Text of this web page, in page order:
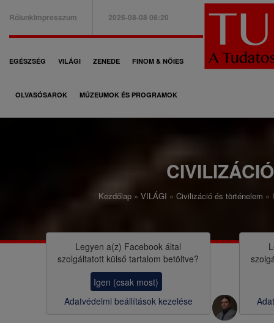
B
a
e
n
RólunkImpresszum 2026-08-08 08:20
F
ő
i
EGÉSZSÉG VILÁGI ZENEDE FINOM & NŐIES
OLVASÓSAROK MÚZEUMOK ÉS PROGRAMOK
o
Kezdőlap VILÁGI Civilizáció és történelem
Legyen a(z) Facebook által
szolgáltatott külső tartalom betöltve?
Igen (csak most)
Adatvédelmi beállítások kezelése